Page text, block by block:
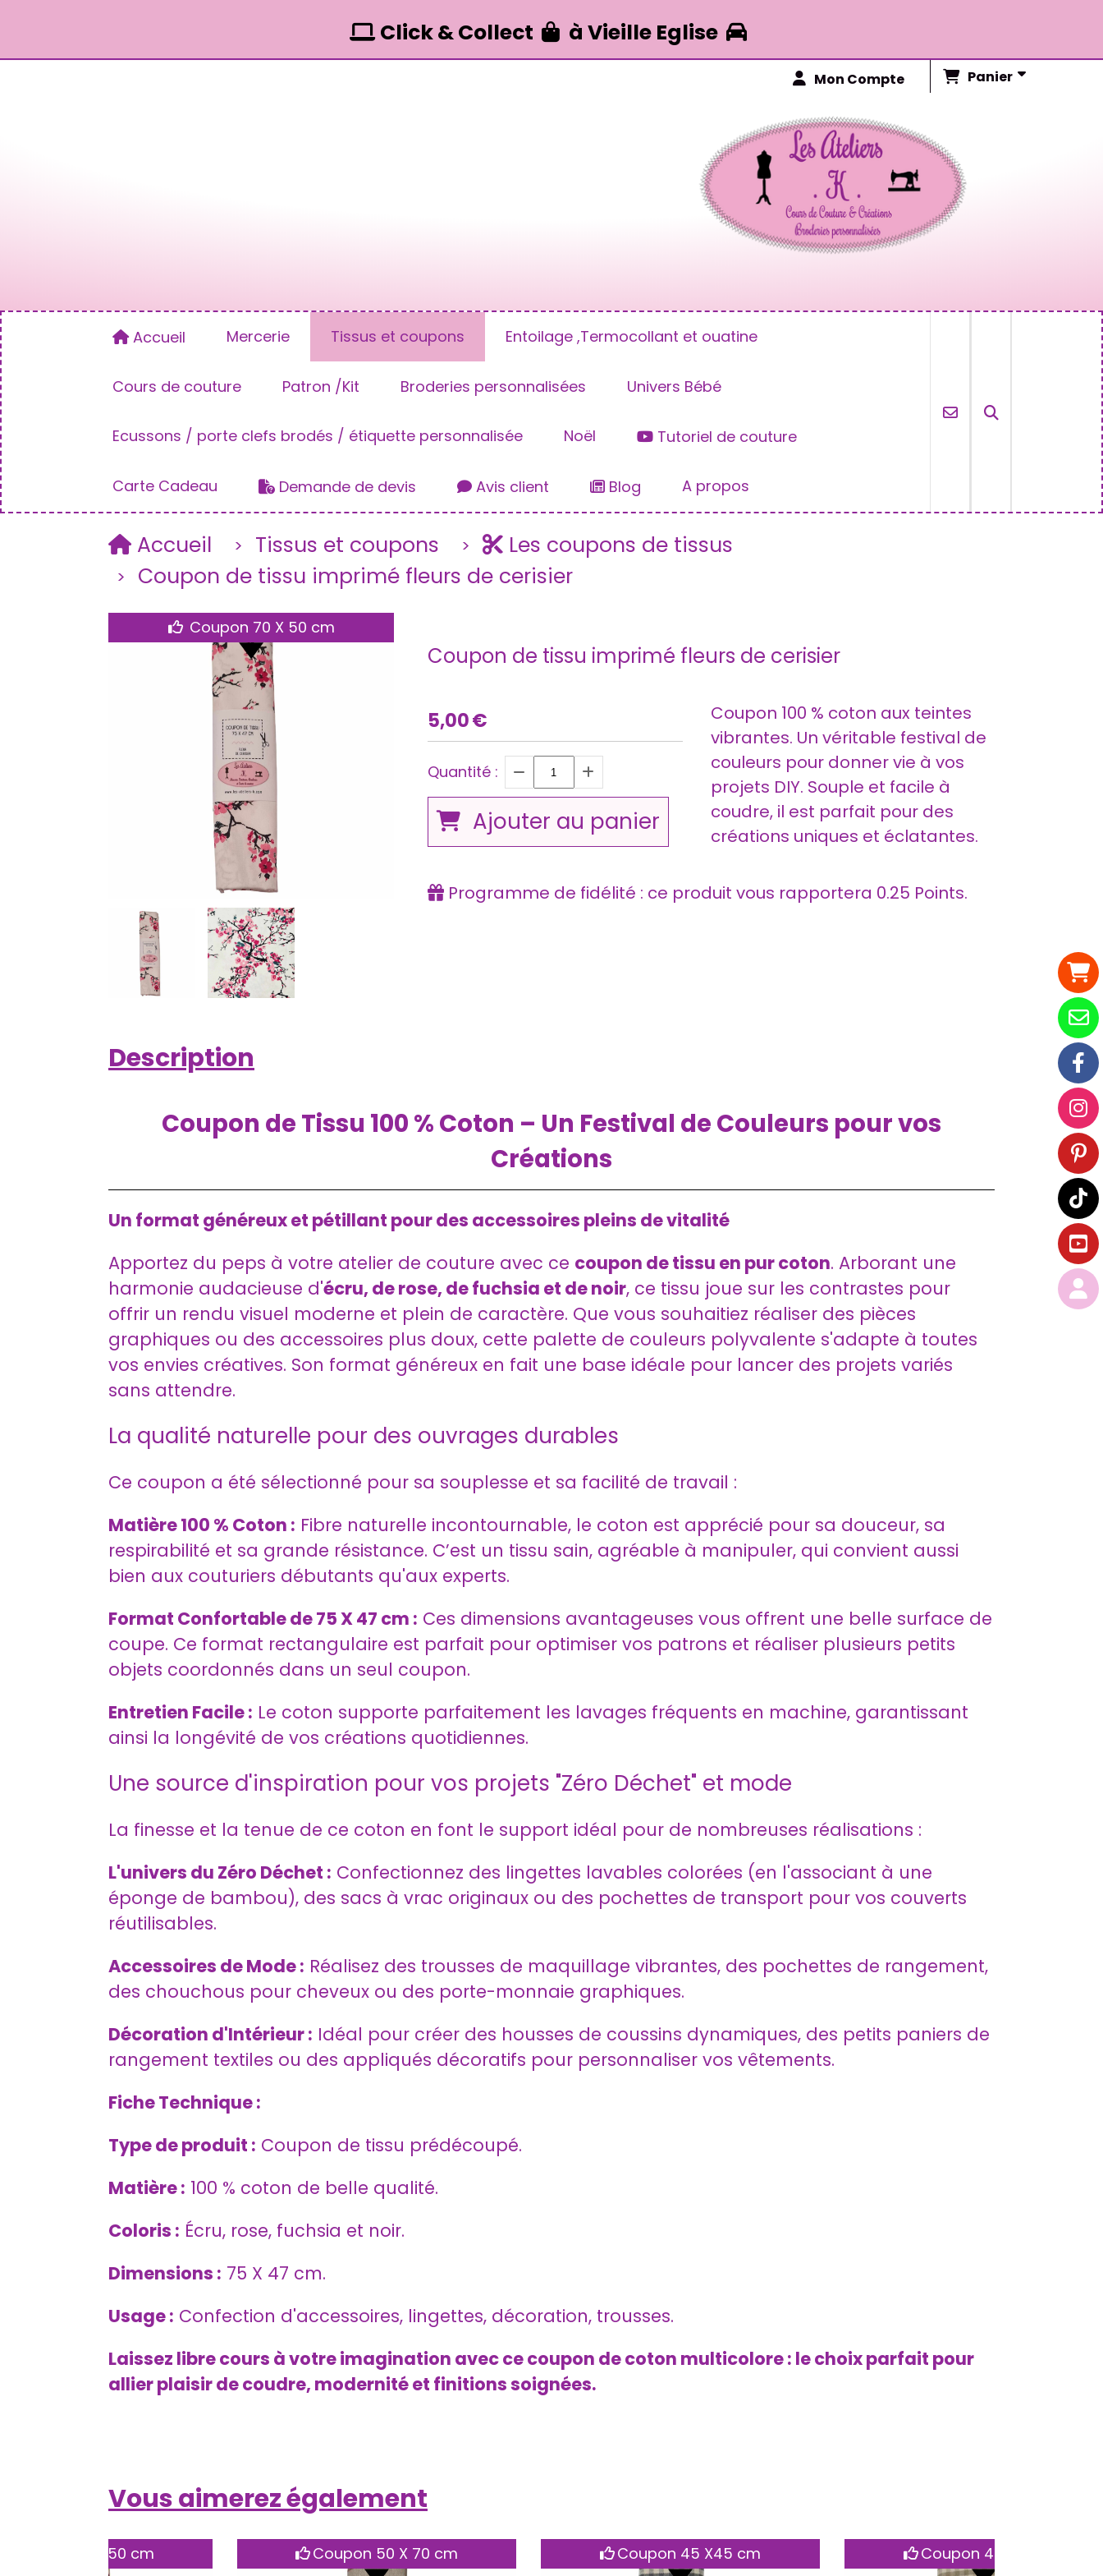
 Click & Collect  à Vieille Eglise 
Mon Compte Panier
Accueil Mercerie Tissus et coupons Entoilage ,Termocollant et ouatine
Cours de couture Patron /Kit Broderies personnalisées Univers Bébé
Ecussons / porte clefs brodés / étiquette personnalisée Noël Tutoriel de couture
Carte Cadeau Demande de devis Avis client Blog A propos
Accueil Tissus et coupons
Les coupons de tissus
Coupon de tissu imprimé fleurs de cerisier
Coupon 70 X 50 cm
Coupon de tissu imprimé fleurs de cerisier
5,00€
Quantité :
Ajouter au panier
Coupon 100 % coton aux teintes
vibrantes. Un véritable festival de
couleurs pour donner vie à vos
projets DIY. Souple et facile à
coudre, il est parfait pour des
créations uniques et éclatantes.
Programme de fidélité : ce produit vous rapportera 0.25 Points.
Description
Coupon de Tissu 100 % Coton – Un Festival de Couleurs pour vos
Créations
Un format généreux et pétillant pour des accessoires pleins de vitalité
Apportez du peps à votre atelier de couture avec ce coupon de tissu en pur coton. Arborant une
harmonie audacieuse d'écru, de rose, de fuchsia et de noir, ce tissu joue sur les contrastes pour
offrir un rendu visuel moderne et plein de caractère. Que vous souhaitiez réaliser des pièces
graphiques ou des accessoires plus doux, cette palette de couleurs polyvalente s'adapte à toutes
vos envies créatives. Son format généreux en fait une base idéale pour lancer des projets variés
sans attendre.
La qualité naturelle pour des ouvrages durables
Ce coupon a été sélectionné pour sa souplesse et sa facilité de travail :
Matière 100 % Coton : Fibre naturelle incontournable, le coton est apprécié pour sa douceur, sa
respirabilité et sa grande résistance. C’est un tissu sain, agréable à manipuler, qui convient aussi
bien aux couturiers débutants qu'aux experts.
Format Confortable de 75 X 47 cm : Ces dimensions avantageuses vous offrent une belle surface de
coupe. Ce format rectangulaire est parfait pour optimiser vos patrons et réaliser plusieurs petits
objets coordonnés dans un seul coupon.
Entretien Facile : Le coton supporte parfaitement les lavages fréquents en machine, garantissant
ainsi la longévité de vos créations quotidiennes.
Une source d'inspiration pour vos projets "Zéro Déchet" et mode
La finesse et la tenue de ce coton en font le support idéal pour de nombreuses réalisations :
L'univers du Zéro Déchet : Confectionnez des lingettes lavables colorées (en l'associant à une
éponge de bambou), des sacs à vrac originaux ou des pochettes de transport pour vos couverts
réutilisables.
Accessoires de Mode : Réalisez des trousses de maquillage vibrantes, des pochettes de rangement,
des chouchous pour cheveux ou des porte-monnaie graphiques.
Décoration d'Intérieur : Idéal pour créer des housses de coussins dynamiques, des petits paniers de
rangement textiles ou des appliqués décoratifs pour personnaliser vos vêtements.
Fiche Technique :
Type de produit : Coupon de tissu prédécoupé.
Matière : 100 % coton de belle qualité.
Coloris : Écru, rose, fuchsia et noir.
Dimensions : 75 X 47 cm.
Usage : Confection d'accessoires, lingettes, décoration, trousses.
Laissez libre cours à votre imagination avec ce coupon de coton multicolore : le choix parfait pour
allier plaisir de coudre, modernité et finitions soignées.
Vous aimerez également
Coupon 45 X45 cm Coupon 45 X45 cm Coupon 28 X 150 cm